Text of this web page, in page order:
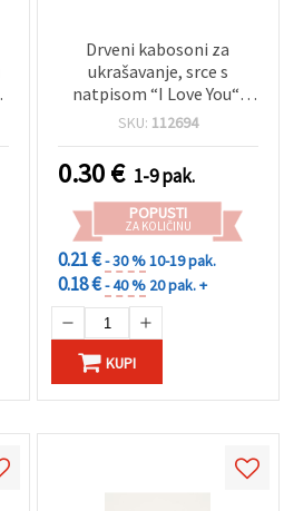
Drveni kabosoni za
ukrašavanje, srce s
natpisom “I Love You“,
prirodna boja drveta,
SKU: 112694
0.30€ 1-9 pak.
POPUSTI
ZA KOLIČINU
0.21 €- 30 %10-19 pak.
0.18 €- 40 % 20 pak. +
KUPI